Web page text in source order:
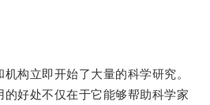
立即开始了大量的科学研究。
好处不仅在于它能够帮助科学家